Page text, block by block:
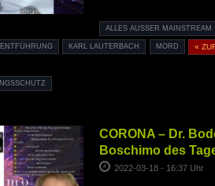
ALLES AUSSER MAINSTREAM
ENTFÜHRUNG KARL LAUTERBACH MORD «
CORONA – Dr.
Boschimo des
2022-03-18 - 16:37 Uhr